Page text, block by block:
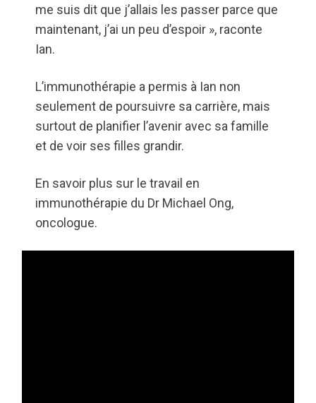
me suis dit que j’allais les passer parce que
maintenant, j’ai un peu d’espoir », raconte
Ian.
L’immunothérapie a permis à Ian non
seulement de poursuivre sa carrière, mais
surtout de planifier l’avenir avec sa famille
et de voir ses filles grandir.
En savoir plus sur le travail en
immunothérapie du Dr Michael Ong,
oncologue.